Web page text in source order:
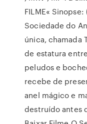
FILME«
Sociedade do
única, chamada
de estatura
peludos e
recebe de
anel mágico e
destruído antes